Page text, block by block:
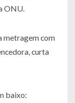
ONU.
metragem com
curta
baixo: